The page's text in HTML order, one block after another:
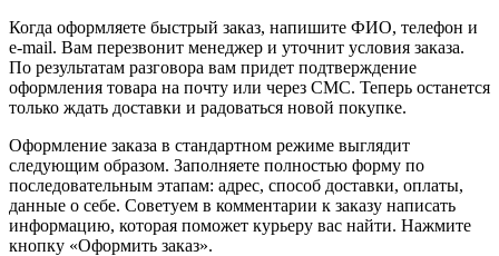
Когда оформляете быстрый заказ, напишите ФИО, телефон и
e-mail. Вам перезвонит менеджер и уточнит условия заказа.
По результатам разговора вам придет подтверждение
оформления товара на почту или через СМС. Теперь останется
только ждать доставки и радоваться новой покупке.
Оформление заказа в стандартном режиме выглядит
следующим образом. Заполняете полностью форму по
последовательным этапам: адрес, способ доставки, оплаты,
данные о себе. Советуем в комментарии к заказу написать
информацию, которая поможет курьеру вас найти. Нажмите
кнопку «Оформить заказ».